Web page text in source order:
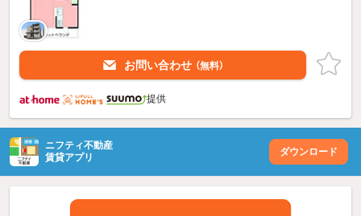
お問い合わせ （無料）
提供
ニフティ不動産
賃貸アプリ
ダウンロード